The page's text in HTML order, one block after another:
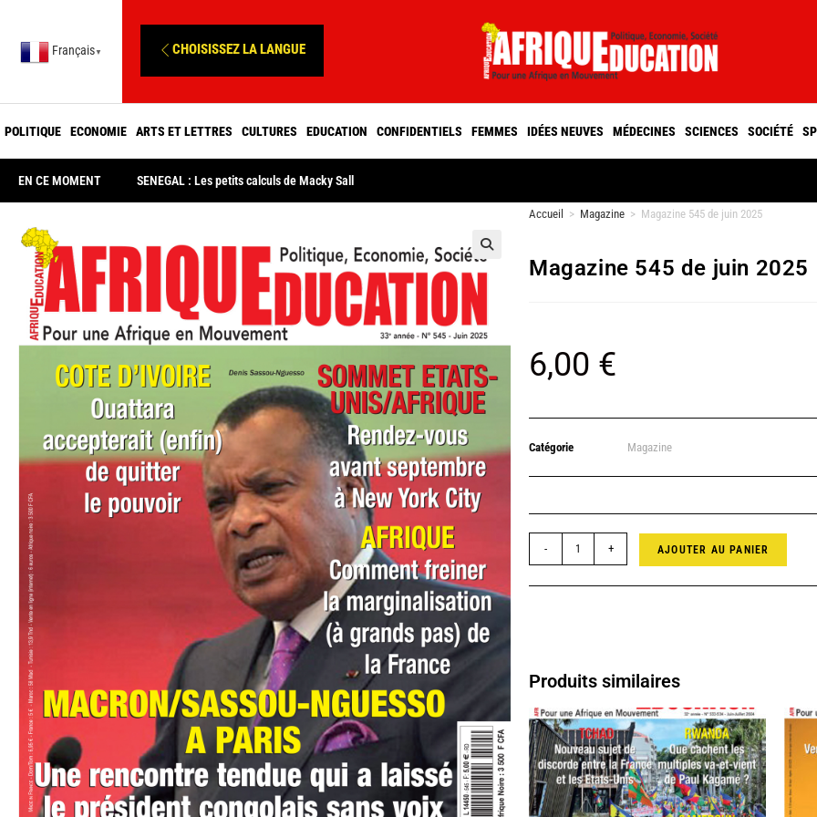
Français ▼ CHOISISSEZ LA LANGUE
POLITIQUE ECONOMIE ARTS ET LETTRES CULTURES EDUCATION CONFIDENTIELS FEMMES IDÉES NEUVES MÉDECINES SCIENCES SOCIÉTÉ
EN CE MOMENT SENEGAL : Les petits calculs de Macky Sall
🔍
Accueil > Magazine > Magazine 545 de juin 2025
Magazine 545 de juin 2025
6,00 €
Catégorie Magazine
- + AJOUTER AU PANIER
Produits similaires